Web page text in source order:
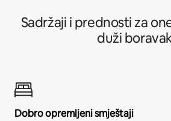
Sadržaji i prednosti za
duži
Dobro opremljeni smještaji